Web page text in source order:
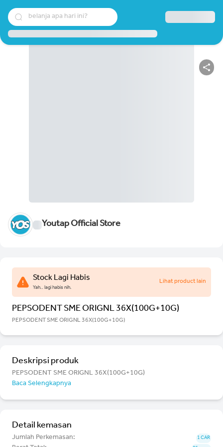
belanja apa hari ini?
Youtap Official Store
Stock Lagi Habis
Yah.. lagi habis nih.
Lihat product lain
PEPSODENT SME ORIGNL 36X(100G+10G)
PEPSODENT SME ORIGNL 36X(100G+10G)
Deskripsi produk
PEPSODENT SME ORIGNL 36X(100G+10G)
Baca Selengkapnya
Detail kemasan
Jumlah Perkemasan: 1 CAR